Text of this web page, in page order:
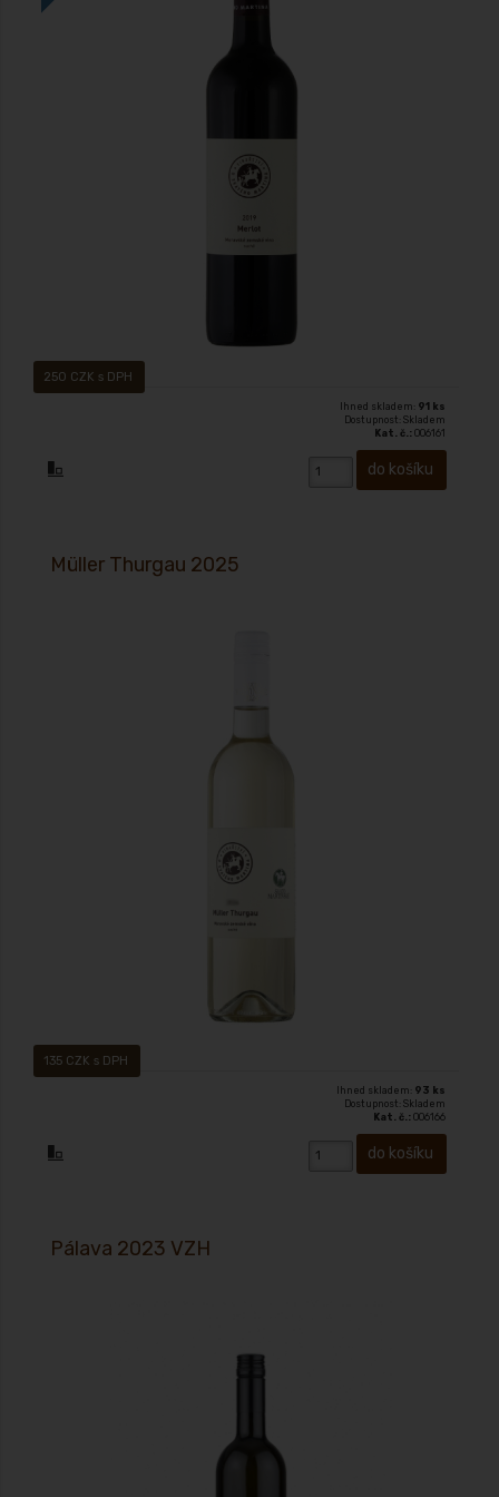
250 CZK s DPH
Ihned skladem: 91 ks
Dostupnost: Skladem
Kat. č.: 006161
135 CZK s DPH
Müller Thurgau 2025
Ihned skladem: 93 ks
Dostupnost: Skladem
Kat. č.: 006166
Pálava 2023 VZH
Víno s přívlastkem - výběr z hroznů polosladké 2023 zbyt. cukr: 20,9 g/L,